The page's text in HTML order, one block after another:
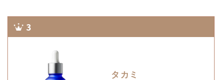
3
タカミ